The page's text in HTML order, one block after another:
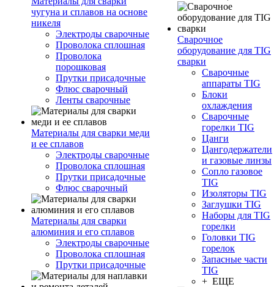
чугуна и сплавов на основе
никеля
Электроды сварочные
Проволока сплошная
Проволока
порошковая
Прутки присадочные
Флюс сварочный
Ленты сварочные
Материалы для сварки меди
и ее сплавов
Электроды сварочные
Проволока сплошная
Прутки присадочные
Флюс сварочный
Материалы для сварки
алюминия и его сплавов
Электроды сварочные
Проволока сплошная
Прутки присадочные
Сварочное
оборудование для TIG
сварки
Сварочные
аппараты TIG
Блоки
охлаждения
Сварочные
горелки TIG
Цанги
Цангодержатели
и газовые линзы
Сопло газовое
TIG
Изоляторы TIG
Заглушки TIG
Наборы для TIG
горелки
Головки TIG
горелок
Запасные части
TIG
+ ЕЩЕ